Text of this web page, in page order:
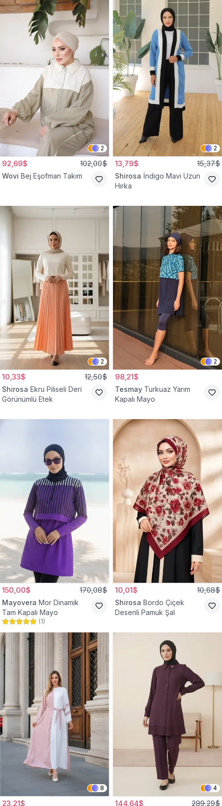
2
92,69$ 102,00$
Wovi Bej Eşofman Takım
2
13,79$ 15,37$
Shirosa İndigo Mavi Uzun
Hırka
2
10,33$ 12,50$
Shirosa Ekru Piliseli Deri
Görünümlü Etek
2
98,21$
Tesmay Turkuaz Yarım
Kapalı Mayo
150,00$ 170,08$
Mayovera Mor Dinamik
Tam Kapalı Mayo
(1)
10,01$ 10,68$
Shirosa Bordo Çiçek
Desenli Pamuk Şal
8
23,21$
4
144,64$ 289,29$